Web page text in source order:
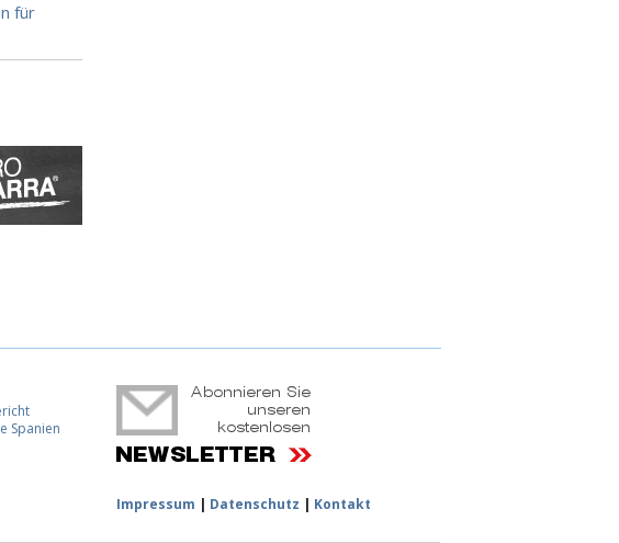
für
Spanien
Impressum | Datenschutz | Kontakt